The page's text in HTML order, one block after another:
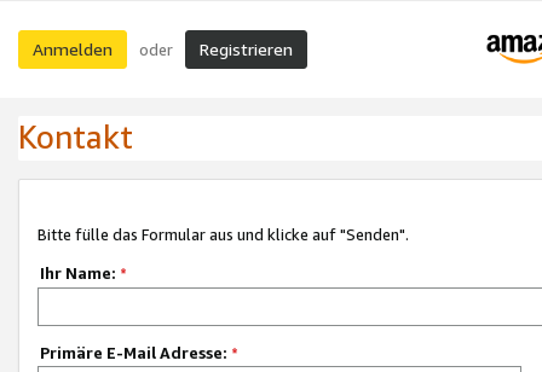
Anmelden oder Registrieren
Kontakt
Bitte fülle das Formular aus und klicke auf "Senden".
Ihr Name: *
Primäre E-Mail Adresse: *